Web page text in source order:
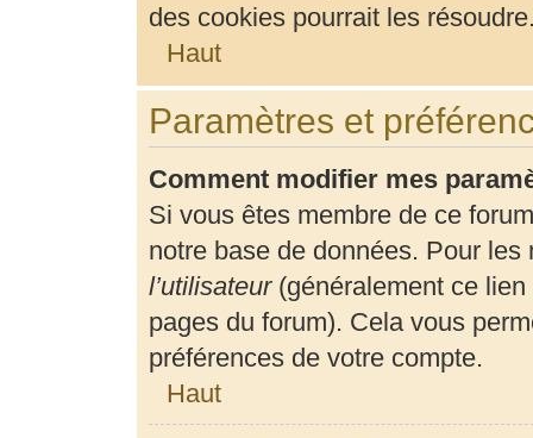
des cookies pourrait les
Haut
Paramètres et
Comment modifier mes
Si vous êtes membre de ce
notre base de données. Pour
l’utilisateur(généralement ce lien
pages du forum). Cela vous
préférences de votre compte.
Haut